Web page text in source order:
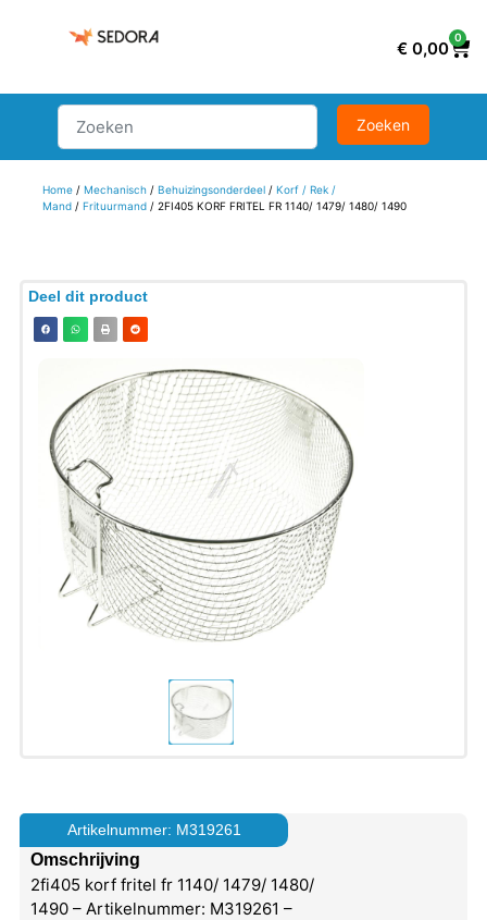
€ 0,00
0
Home/ Mechanisch/ Behuizingsonderdeel/ Korf / Rek /
Mand/ Frituurmand/ 2FI405 KORF FRITEL FR 1140/ 1479/ 1480/ 1490
Deel dit product
Artikelnummer: M319261
Omschrijving
2fi405 korf fritel fr 1140/ 1479/ 1480/
1490 – Artikelnummer: M319261 –